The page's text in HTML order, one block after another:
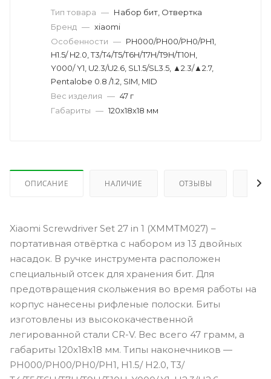
Тип товара — Набор бит, Отвертка
Бренд — xiaomi
Особенности — PH000/PH00/PH0/PH1,
H1.5/ H2.0, Т3/Т4/T5/T6H/T7H/T9H/T10H,
Y000/ Y1, U2.3/U2.6, SL1.5/SL3.5, ▲2.3/▲2.7,
Pentalobe 0.8 /1.2, SIM, MID
Вес изделия — 47 г
Габариты — 120х18х18 мм
ОПИСАНИЕ НАЛИЧИЕ ОТЗЫВЫ КАК
Xiaomi Screwdriver Set 27 in 1 (XMMTM027) –
портативная отвёртка с набором из 13 двойных
насадок. В ручке инструмента расположен
специальный отсек для хранения бит. Для
предотвращения скольжения во время работы на
корпус нанесены рифленые полоски. Биты
изготовлены из высококачественной
легированной стали CR-V. Вес всего 47 грамм, а
габариты 120х18х18 мм. Типы наконечников —
PH000/PH00/PH0/PH1, H1.5/ H2.0, Т3/